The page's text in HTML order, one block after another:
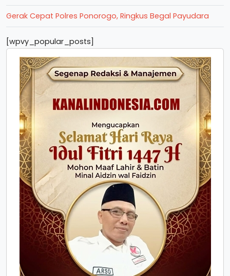
Gerak Cepat Polres Ponorogo, Ringkus Begal Payudara
[wpvy_popular_posts]